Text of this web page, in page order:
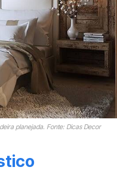
planejada. Fonte: Dicas Decor